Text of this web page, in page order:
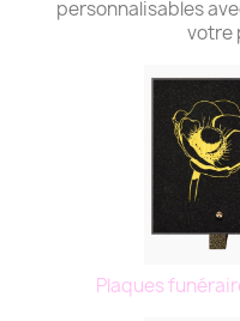
personnalisables
votre
Plaques